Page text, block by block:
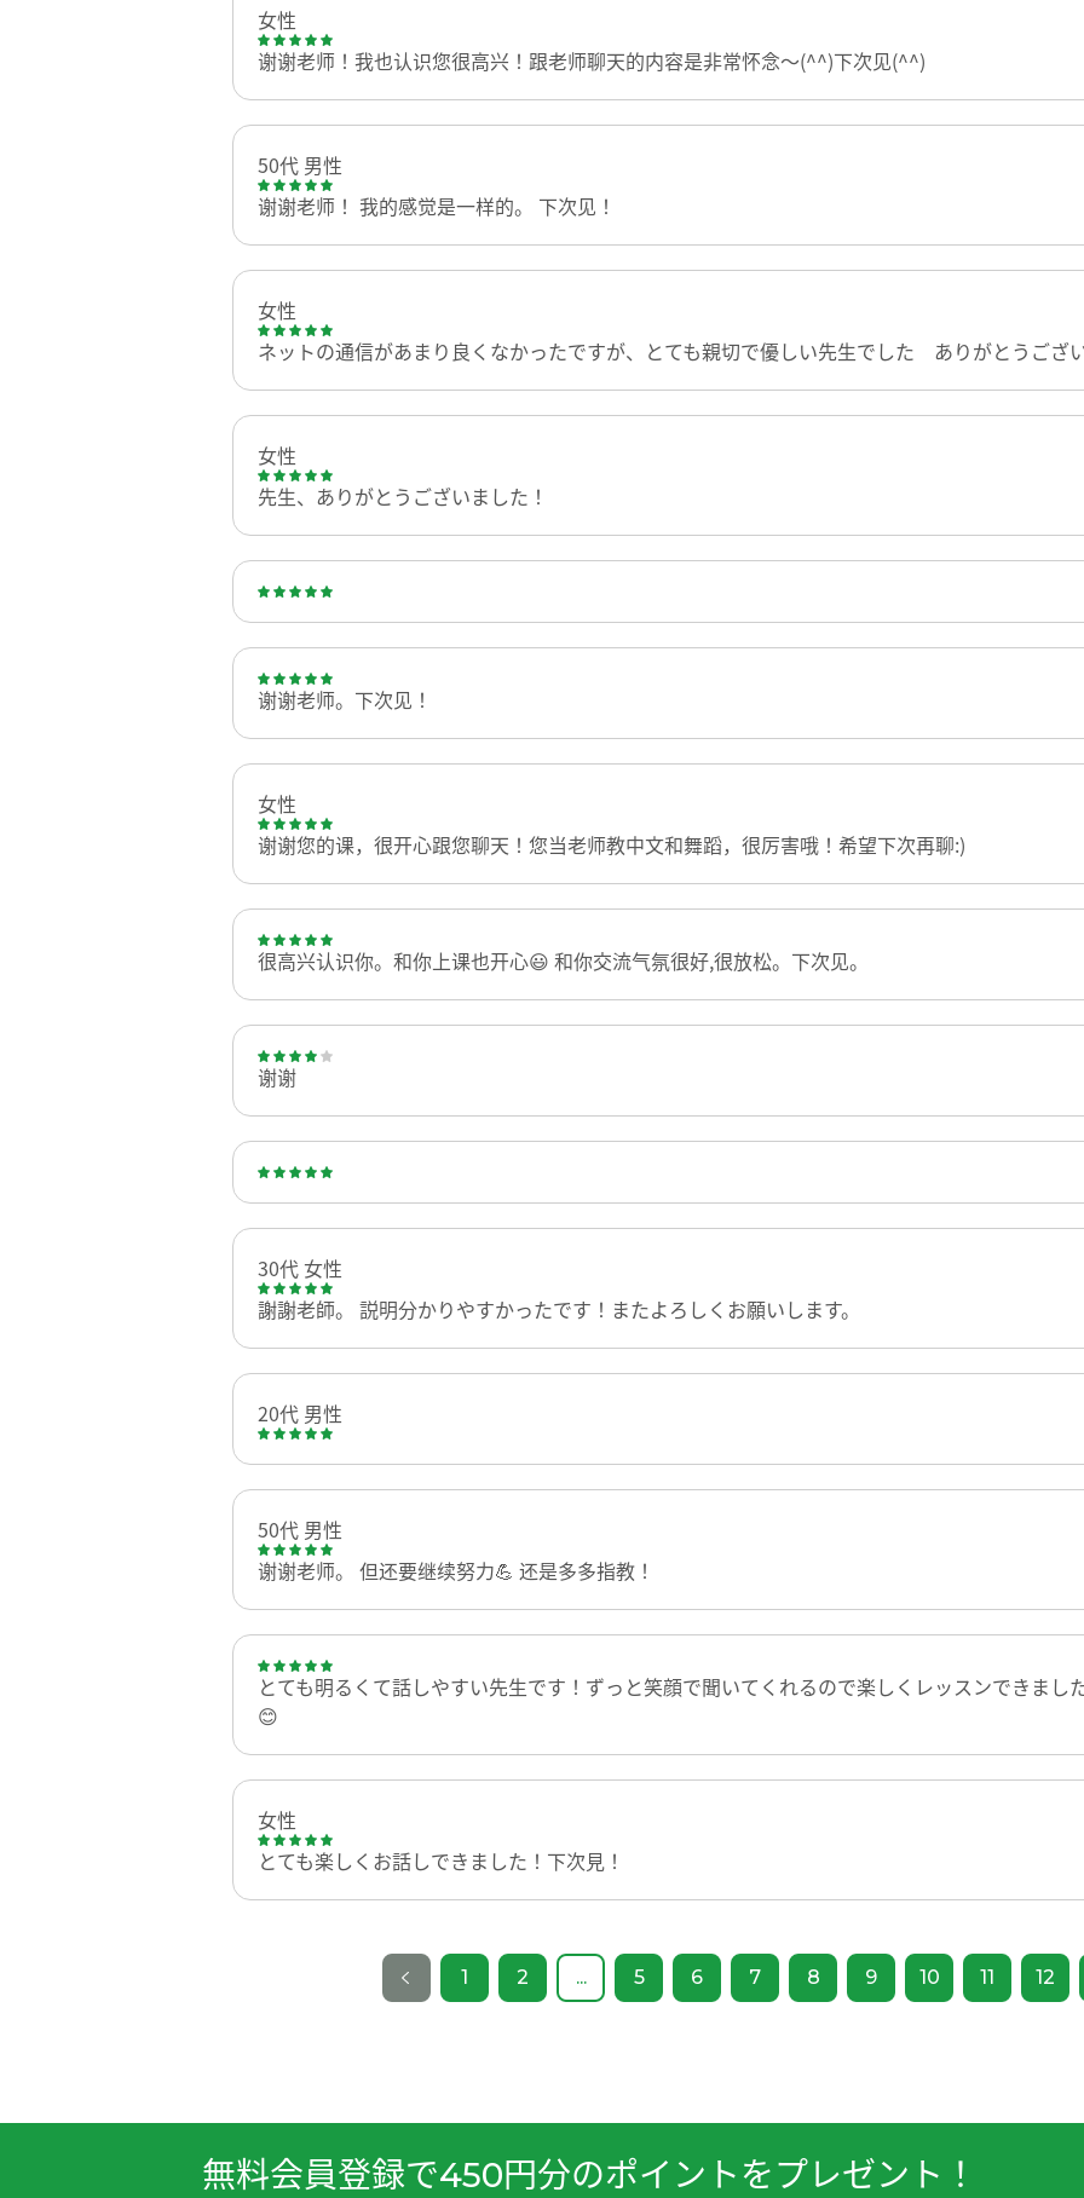
女性
谢谢老师！我也认识您很高兴！跟老师聊天的内容是非常怀念～(^^)下次见(^^)
50代 男性
谢谢老师！ 我的感觉是一样的。 下次见！
女性
ネットの通信があまり良くなかったですが、とても親切で優しい先生でした ありがとうござ
女性
先生、ありがとうございました！
谢谢老师。下次见！
女性
谢谢您的课，很开心跟您聊天！您当老师教中文和舞蹈，很厉害哦！希望下次再聊:)
很高兴认识你。和你上课也开心😃 和你交流气氛很好,很放松。下次见。
谢谢
30代 女性
謝謝老師。 説明分かりやすかったです！またよろしくお願いします。
20代 男性
50代 男性
谢谢老师。 但还要继续努力💪 还是多多指教！
とても明るくて話しやすい先生です！ずっと笑顔で聞いてくれるので楽しくレッスンできま
😊
女性
とても楽しくお話しできました！下次見！
1 2 ... 5 6 7 8 9 10 11 12
無料会員登録で450円分のポイントをプレゼント！